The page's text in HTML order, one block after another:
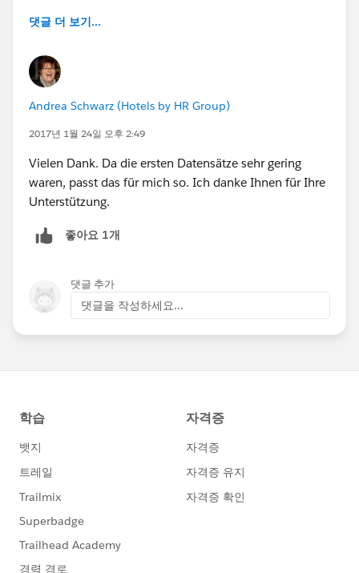
댓글 더 보기...
Andrea Schwarz (Hotels by HR Group)
2017년 1월 24일 오후 2:49
Vielen Dank. Da die ersten Datensätze sehr gering
waren, passt das für mich so. Ich danke Ihnen für Ihre
Unterstützung.
좋아요 1개
댓글 추가
댓글을 작성하세요...